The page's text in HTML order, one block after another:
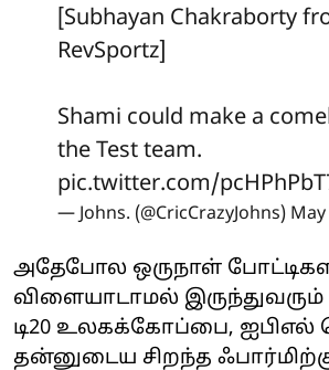
[Subhayan Chakraborty
RevSportz]
Shami could make a
the Test team.
pic.twitter.com/
— Johns. (@CricCrazyJohns) May
அதேபோல ஒருநாள்
விளையாடாமல் இருந்துவரும்
டி20 உலகக்கோப்பை, ஐபிஎல்
தன்னுடைய சிறந்த ஃபார்மிற்கு